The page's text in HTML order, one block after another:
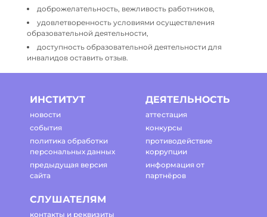
доброжелательность, вежливость работников,
удовлетворенность условиями осуществления
образовательной деятельности,
доступность образовательной деятельности для
инвалидов оставить отзыв.
ИНСТИТУТ
новости
события
политика обработки
персональных данных
предыдущая версия
сайта
ДЕЯТЕЛЬНОСТЬ
аттестация
конкурсы
противодействие
коррупции
информация от
партнёров
СЛУШАТЕЛЯМ
контакты и реквизиты